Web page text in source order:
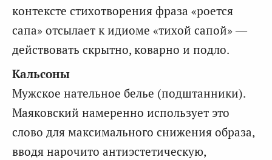
контексте стихотворения фраза «роется
сапа» отсылает к идиоме «тихой сапой» —
действовать скрытно, коварно и подло.
Кальсоны
Мужское нательное белье (подштанники).
Маяковский намеренно использует это
слово для максимального снижения образа,
вводя нарочито антиэстетическую,